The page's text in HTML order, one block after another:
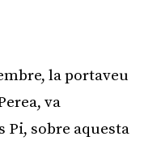
la portaveu
va
Pi, sobre aquesta